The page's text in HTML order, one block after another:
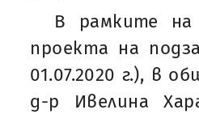
В рамките на
проекта на
01.07.2020 г.), в
д-р Ивелина